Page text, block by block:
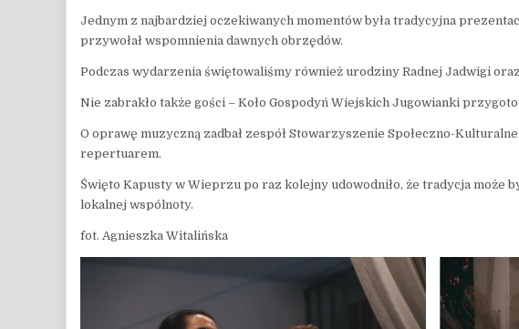
Jednym z najbardziej oczekiwanych momentów była tradycyjna
przywołał wspomnienia dawnych obrzędów.
Podczas wydarzenia świętowaliśmy również urodziny Radnej Jadwigi
Nie zabrakło także gości – Koło Gospodyń Wiejskich Jugowianki
O oprawę muzyczną zadbał zespół Stowarzyszenie Społeczno-
repertuarem.
Święto Kapusty w Wieprzu po raz kolejny udowodniło, że tradycja może
lokalnej wspólnoty.
fot. Agnieszka Witalińska